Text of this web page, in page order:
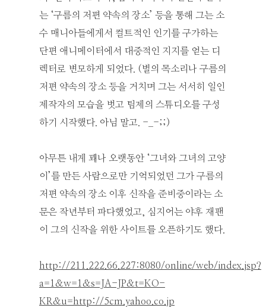
는 ‘구름의 저편 약속의 장소’ 등을 통해 그는 소
수 매니아들에게서 컬트적인 인기를 구가하는
단편 애니메이터에서 대중적인 지지를 얻는 디
렉터로 변모하게 되었다. (별의 목소리나 구름의
저편 약속의 장소 등을 거치며 그는 서서히 일인
제작자의 모습을 벗고 팀제의 스튜디오를 구성
하기 시작했다. 아님 말고. -_-;;)
아무튼 내게 꽤나 오랫동안 ‘그녀와 그녀의 고양
이’를 만든 사람으로만 기억되었던 그가 구름의
저편 약속의 장소 이후 신작을 준비중이라는 소
문은 작년부터 파다했었고, 심지어는 야후 재팬
이 그의 신작을 위한 사이트를 오픈하기도 했다.
http://211.222.66.227:8080/online/web/index.jsp?
a=1&w=1&s=JA-JP&t=KO-
KR&u=http://5cm.yahoo.co.jp